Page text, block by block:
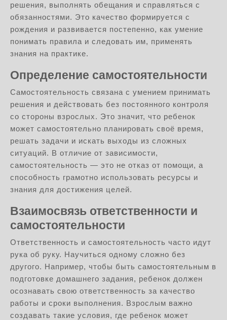
решения, выполнять обещания и справляться с
обязанностями. Это качество формируется с
рождения и развивается постепенно, как умение
понимать правила и следовать им, применять
знания на практике.
Определение самостоятельности
Самостоятельность связана с умением принимать
решения и действовать без постоянного контроля
со стороны взрослых. Это значит, что ребенок
может самостоятельно планировать своё время,
решать задачи и искать выходы из сложных
ситуаций. В отличие от зависимости,
самостоятельность — это не отказ от помощи, а
способность грамотно использовать ресурсы и
знания для достижения целей.
Взаимосвязь ответственности и
самостоятельности
Ответственность и самостоятельность часто идут
рука об руку. Научиться одному сложно без
другого. Например, чтобы быть самостоятельным в
подготовке домашнего задания, ребенок должен
осознавать свою ответственность за качество
работы и сроки выполнения. Взрослым важно
создавать такие условия, где ребенок может